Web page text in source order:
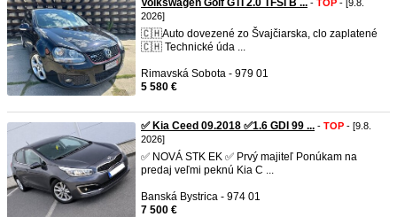
Volkswagen Golf GTI 2.0 TFSI B ... - TOP - [9.8.
2026]
🇨🇭Auto dovezené zo Švajčiarska, clo zaplatené
🇨🇭 Technické úda ...
Rimavská Sobota - 979 01
5 580 €
✅ Kia Ceed 09.2018 ✅1.6 GDI 99 ... - TOP - [9.8.
2026]
✅ NOVÁ STK EK ✅ Prvý majiteľ Ponúkam na
predaj veľmi peknú Kia C ...
Banská Bystrica - 974 01
7 500 €